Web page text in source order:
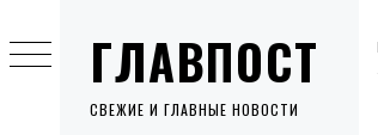
ГЛАВПОСТ
СВЕЖИЕ И ГЛАВНЫЕ НОВОСТИ
to
content